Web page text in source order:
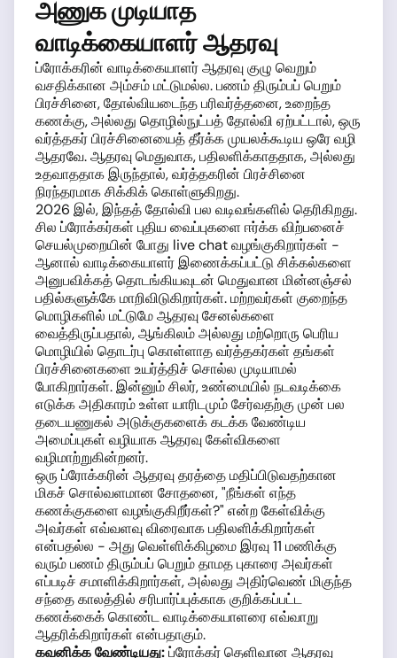
அணுக முடியாத
வாடிக்கையாளர் ஆதரவு
ப்ரோக்கரின் வாடிக்கையாளர் ஆதரவு குழு வெறும்
வசதிக்கான அம்சம் மட்டுமல்ல. பணம் திரும்பப் பெறும்
பிரச்சினை, தோல்வியடைந்த பரிவர்த்தனை, உறைந்த
கணக்கு, அல்லது தொழில்நுட்பத் தோல்வி ஏற்பட்டால், ஒரு
வர்த்தகர் பிரச்சினையைத் தீர்க்க முயலக்கூடிய ஒரே வழி
ஆதரவே. ஆதரவு மெதுவாக, பதிலளிக்காததாக, அல்லது
உதவாததாக இருந்தால், வர்த்தகரின் பிரச்சினை
நிரந்தரமாக சிக்கிக் கொள்ளுகிறது.
2026 இல், இந்தத் தோல்வி பல வடிவங்களில் தெரிகிறது.
சில ப்ரோக்கர்கள் புதிய வைப்புகளை ஈர்க்க விற்பனைச்
செயல்முறையின் போது live chat வழங்குகிறார்கள் -
ஆனால் வாடிக்கையாளர் இணைக்கப்பட்டு சிக்கல்களை
அனுபவிக்கத் தொடங்கியவுடன் மெதுவான மின்னஞ்சல்
பதில்களுக்கே மாறிவிடுகிறார்கள். மற்றவர்கள் குறைந்த
மொழிகளில் மட்டுமே ஆதரவு சேனல்களை
வைத்திருப்பதால், ஆங்கிலம் அல்லது மற்றொரு பெரிய
மொழியில் தொடர்பு கொள்ளாத வர்த்தகர்கள் தங்கள்
பிரச்சினைகளை உயர்த்திச் சொல்ல முடியாமல்
போகிறார்கள். இன்னும் சிலர், உண்மையில் நடவடிக்கை
எடுக்க அதிகாரம் உள்ள யாரிடமும் சேர்வதற்கு முன் பல
தடையணுகல் அடுக்குகளைக் கடக்க வேண்டிய
அமைப்புகள் வழியாக ஆதரவு கேள்விகளை
வழிமாற்றுகின்றனர்.
ஒரு ப்ரோக்கரின் ஆதரவு தரத்தை மதிப்பிடுவதற்கான
மிகச் சொல்வளமான சோதனை, "நீங்கள் எந்த
கணக்குகளை வழங்குகிறீர்கள்?" என்ற கேள்விக்கு
அவர்கள் எவ்வளவு விரைவாக பதிலளிக்கிறார்கள்
என்பதல்ல - அது வெள்ளிக்கிழமை இரவு 11 மணிக்கு
வரும் பணம் திரும்பப் பெறும் தாமத புகாரை அவர்கள்
எப்படிச் சமாளிக்கிறார்கள், அல்லது அதிர்வெண் மிகுந்த
சந்தை காலத்தில் சரிபார்ப்புக்காக குறிக்கப்பட்ட
கணக்கைக் கொண்ட வாடிக்கையாளரை எவ்வாறு
ஆதரிக்கிறார்கள் என்பதாகும்.
கவனிக்க வேண்டியது:ப்ரோக்கர் தெளிவான ஆதரவு